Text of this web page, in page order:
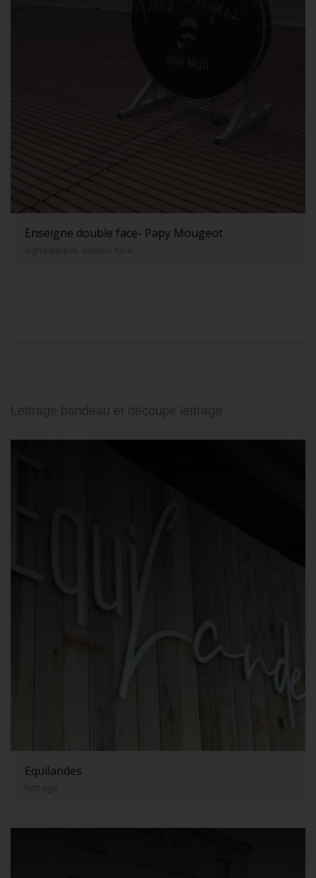
Enseigne double face- Papy Mougeot
signaletique, double face
Lettrage bandeau et découpe lettrage
Equilandes
lettrage